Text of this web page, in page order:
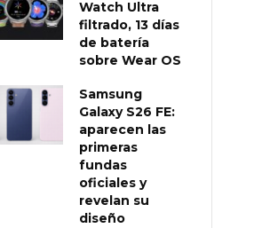
Watch Ultra
filtrado, 13 días
de batería
sobre Wear OS
Samsung
Galaxy S26 FE:
aparecen las
primeras
fundas
oficiales y
revelan su
diseño